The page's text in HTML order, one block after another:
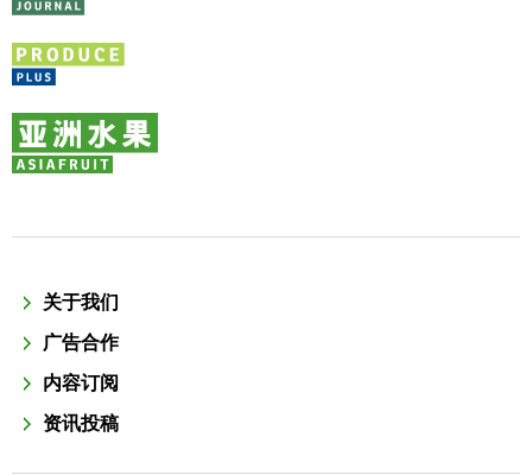
关于我们
广告合作
内容订阅
资讯投稿